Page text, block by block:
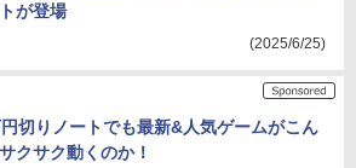
が登場
(2025/6/25)
切りノートでも最新&人気ゲームがこん
クサク動くのか！